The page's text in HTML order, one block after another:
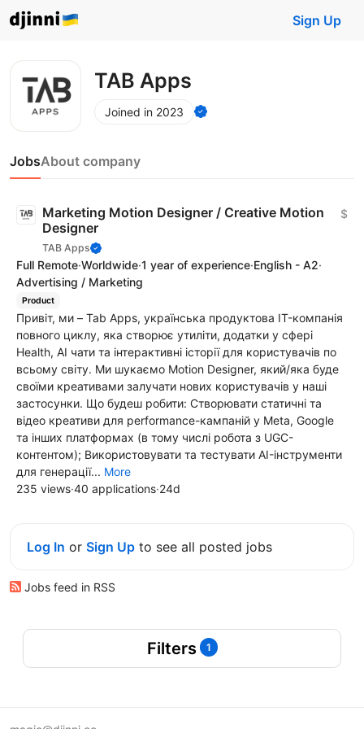
Sign Up
TAB Apps
Joined in 2023
JobsAbout company
Marketing Motion Designer / Creative Motion
Designer
TAB Apps
$
Full Remote·Worldwide·1 year of experience·English - A2·
Advertising / Marketing
Product
Привіт, ми – Tab Apps, українська продуктова IT-компанія
повного циклу, яка створює утиліти, додатки у сфері
Health, AI чати та інтерактивні історії для користувачів по
всьому світу. Ми шукаємо Motion Designer, який/яка буде
своїми креативами залучати нових користувачів у наші
застосунки. Що будеш робити: Створювати статичні та
відео креативи для performance-кампаній у Meta, Google
та інших платформах (в тому числі робота з UGC-
контентом); Використовувати та тестувати AI-інструменти
для генерації... More
235 views·40 applications·24d
Log In or Sign Up to see all posted jobs
Jobs feed in RSS
Filters 1